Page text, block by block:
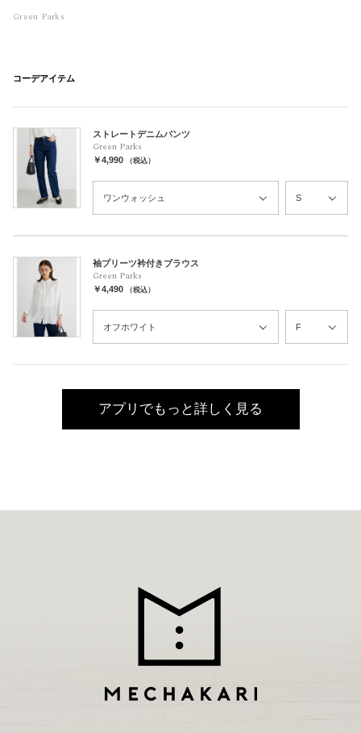
Green Parks
コーデアイテム
ストレートデニムパンツ
Green Parks
￥4,990 （税込）
袖プリーツ衿付きブラウス
Green Parks
￥4,490 （税込）
アプリでもっと詳しく見る